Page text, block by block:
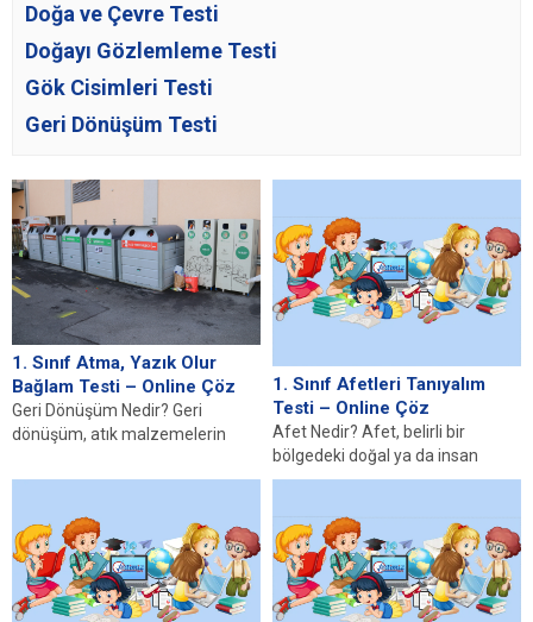
Doğa ve Çevre Testi
Doğayı Gözlemleme Testi
Gök Cisimleri Testi
Geri Dönüşüm Testi
1. Sınıf Atma, Yazık Olur
Bağlam Testi – Online Çöz
Geri Dönüşüm Nedir? Geri
dönüşüm, atık malzemelerin
hale getirilmesi sürecidir. Bu
1. Sınıf Afetleri Tanıyalım
Testi – Online Çöz
Afet Nedir? Afet, belirli bir
bölgedeki doğal ya da insan
kaynaklı olayların meydana